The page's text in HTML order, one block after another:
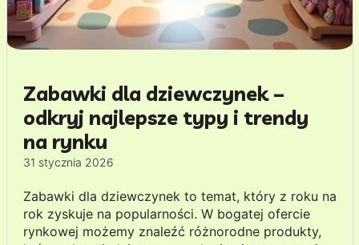
Zabawki dla dziewczynek –
odkryj najlepsze typy i trendy
na rynku
31 stycznia 2026
Zabawki dla dziewczynek to temat, który z roku na
rok zyskuje na popularności. W bogatej ofercie
rynkowej możemy znaleźć różnorodne produkty,